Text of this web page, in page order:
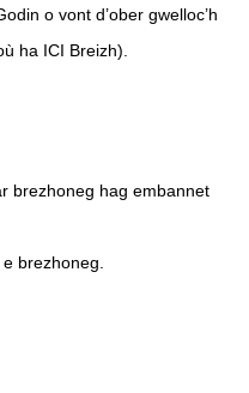
o vont d’ober gwelloc’h
ha ICI Breizh).
brezhoneg hag embannet
brezhoneg.